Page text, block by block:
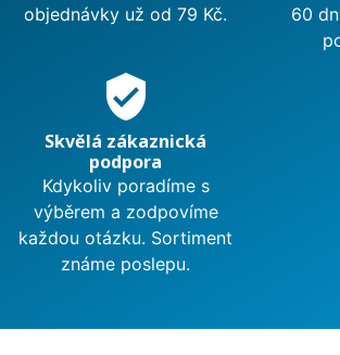
objednávky už od 79 Kč.
60
verified_user
Skvělá zákaznická
podpora
Kdykoliv poradíme s
výběrem a zodpovíme
každou otázku. Sortiment
známe poslepu.